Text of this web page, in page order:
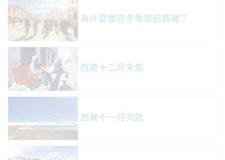
為什麼要在冬季造訪西藏？
西藏十二月天氣
西藏十一月天氣